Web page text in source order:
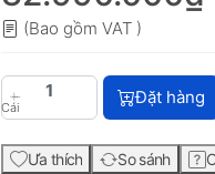
(Bao gồm VAT )
Cái
HP Victus
Đặt hàng
Ưa thích So sánh